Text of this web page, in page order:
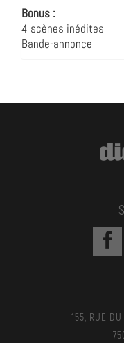
Bonus :
4 scènes inédites
Bande-annonce
155, RUE